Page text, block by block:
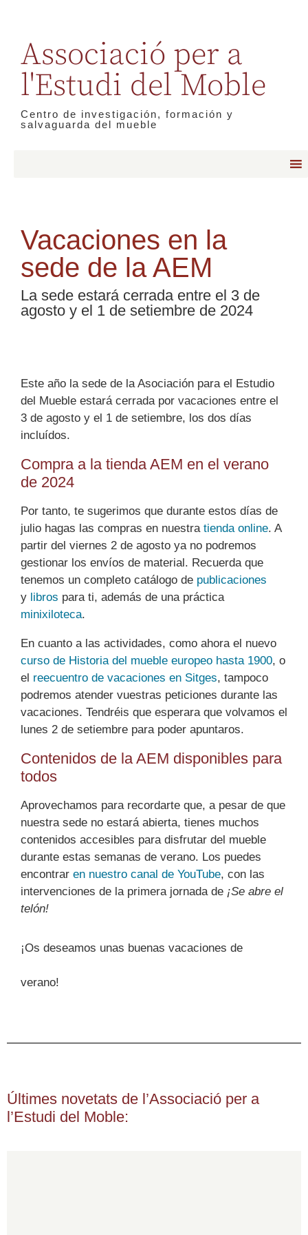
Associació per a
l'Estudi del Moble
Centro de investigación, formación y
salvaguarda del mueble
Vacaciones en la
sede de la AEM
La sede estará cerrada entre el 3 de
agosto y el 1 de setiembre de 2024
Este año la sede de la Asociación para el Estudio
del Mueble estará cerrada por vacaciones entre el
3 de agosto y el 1 de setiembre, los dos días
incluídos.
Compra a la tienda AEM en el verano
de 2024
Por tanto, te sugerimos que durante estos días de
julio hagas las compras en nuestra tienda online. A
partir del viernes 2 de agosto ya no podremos
gestionar los envíos de material. Recuerda que
tenemos un completo catálogo de publicaciones
y libros para ti, además de una práctica
minixiloteca.
En cuanto a las actividades, como ahora el nuevo
curso de Historia del mueble europeo hasta 1900, o
el reecuentro de vacaciones en Sitges, tampoco
podremos atender vuestras peticiones durante las
vacaciones. Tendréis que esperara que volvamos el
lunes 2 de setiembre para poder apuntaros.
Contenidos de la AEM disponibles para
todos
Aprovechamos para recordarte que, a pesar de que
nuestra sede no estará abierta, tienes muchos
contenidos accesibles para disfrutar del mueble
durante estas semanas de verano. Los puedes
encontrar en nuestro canal de YouTube, con las
intervenciones de la primera jornada de ¡Se abre el
telón!
¡Os deseamos unas buenas vacaciones de
verano!
Últimes novetats de l’Associació per a
l’Estudi del Moble: